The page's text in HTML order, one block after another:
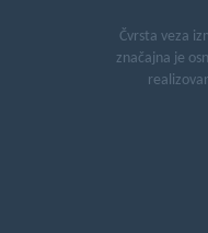
Čvrsta veza
značajna je